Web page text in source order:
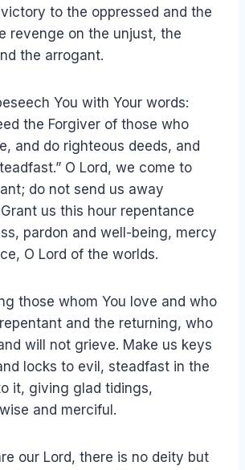
to the oppressed and the
revenge on the unjust, the
the arrogant.
You with Your words:
the Forgiver of those who
and do righteous deeds, and
O Lord, we come to
do not send us away
us this hour repentance
pardon and well-being, mercy
O Lord of the worlds.
those whom You love and who
and the returning, who
will not grieve. Make us keys
locks to evil, steadfast in the
it, giving glad tidings,
and merciful.
our Lord, there is no deity but